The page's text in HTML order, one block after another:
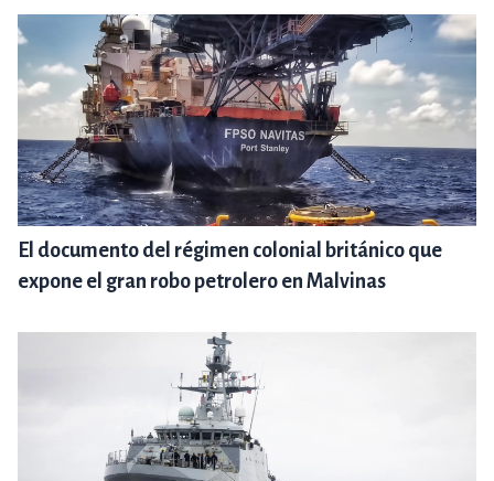
El documento del régimen colonial británico que
expone el gran robo petrolero en Malvinas